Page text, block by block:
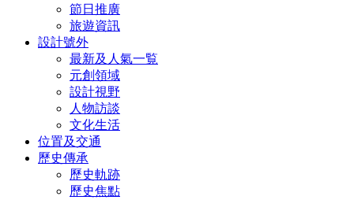
節日推廣
旅遊資訊
設計號外
最新及人氣一覧
元創領域
設計視野
人物訪談
文化生活
位置及交通
歷史傳承
歷史軌跡
歷史焦點